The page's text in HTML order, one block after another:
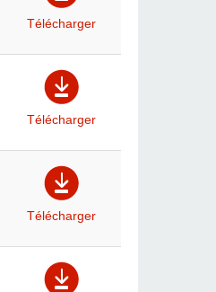
Télécharger
Télécharger
Télécharger